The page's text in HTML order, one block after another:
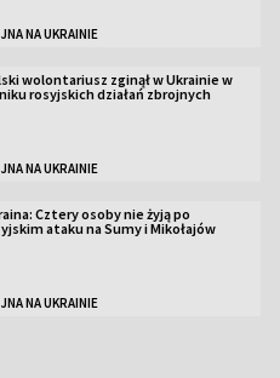
NA UKRAINIE
wolontariusz zginął w Ukrainie w
rosyjskich działań zbrojnych
NA UKRAINIE
Cztery osoby nie żyją po
ataku na Sumy i Mikołajów
NA UKRAINIE